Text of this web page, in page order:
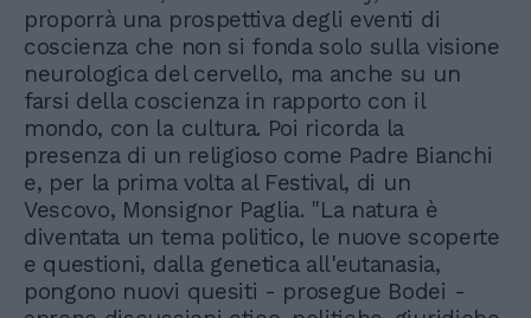
proporrà una prospettiva degli eventi di
coscienza che non si fonda solo sulla visione
neurologica del cervello, ma anche su un
farsi della coscienza in rapporto con il
mondo, con la cultura. Poi ricorda la
presenza di un religioso come Padre Bianchi
e, per la prima volta al Festival, di un
Vescovo, Monsignor Paglia. "La natura è
diventata un tema politico, le nuove scoperte
e questioni, dalla genetica all'eutanasia,
pongono nuovi quesiti - prosegue Bodei -